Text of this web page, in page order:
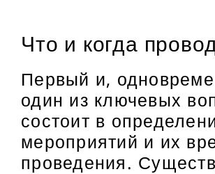
Что и когда
Первый и,
один из ключевых
состоит в
мероприятий и их
проведения.